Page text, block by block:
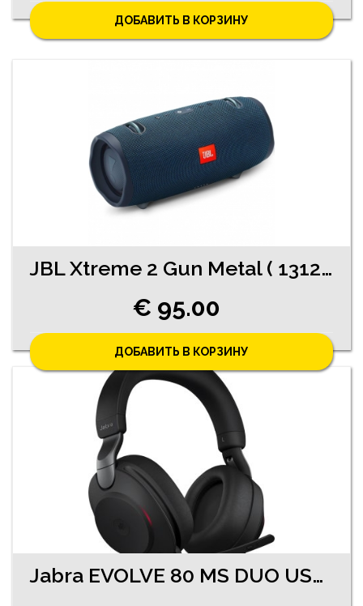
ДОБАВИТЬ В КОРЗИНУ
JBL Xtreme 2 Gun Metal ( 13120-4541)
€ 95.00
ДОБАВИТЬ В КОРЗИНУ
Jabra EVOLVE 80 MS DUO USB (2430-0563)